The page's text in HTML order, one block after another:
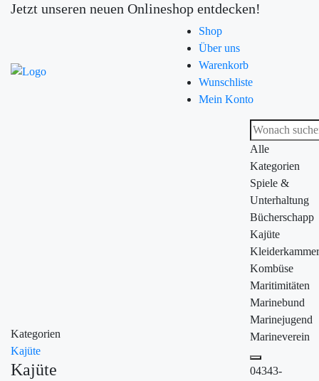
Jetzt unseren neuen Onlineshop entdecken!
Shop
Über uns
Warenkorb
Wunschliste
Mein Konto
Kategorien
Kajüte
Kajüte
Alle
Kategorien
Spiele &
Unterhaltung
Bücherschapp
Kajüte
Kleiderkammer
Kombüse
Maritimitäten
Marinebund
Marinejugend
Marineverein
04343-